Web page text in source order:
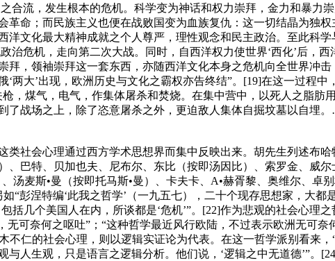
合流，发生根本的危机。科学变为神话和权力崇拜，金力和暴力
革命；而民族主义也便在战败国变为血族复仇：这一切结晶为独
洋文化最大精神成就之个人尊严，理性观念和民主政治。至此科
治危机，走向第二次大战。同时，自西洋权力使世界‘西化’后，
拜，领袖崇拜这一套东西，亦随西洋文化本身之危机向全世界冲
两大’出现，欧洲历史与文化之霸权亦告终结”。[19]在这一过程
，煤气，电气，作集体屠杀和焚烧。在集中营中，以死人之脂肪
了战场之上，除了恣意屠杀之外，更迫敌人集体自掘坟墓以自埋
社会心理通过西方学术思想界而集中反映出来。胡先生列述布
巴特、贝加也夫、尼布尔、东比（按即汤因比）、索罗金、威尔
汤麦斯•曼（按即托马斯•曼）、卡夫卡、A•赫胥黎、奥维尔、卓
“彭涅特编‘此我之哲学’（一九五七），二十个现存思想家，大都
括几个美国人在内，所谈都是‘危机’”。[22]作为悲观的社会心理
可奈何之呕吐”；“这种哲学最近风行欧陆，不过表示欧洲无可奈
不仁的社会心理，则以逻辑实证论为代表。在这一哲学派别看来
人生观，只是语言之逻辑分析。他们说，‘逻辑之中无道德’”。